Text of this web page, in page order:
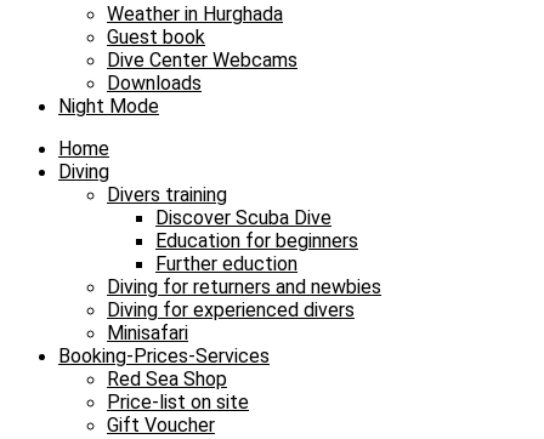
Weather in Hurghada
Guest book
Dive Center Webcams
Downloads
Night Mode
Home
Diving
Divers training
Discover Scuba Dive
Education for beginners
Further eduction
Diving for returners and newbies
Diving for experienced divers
Minisafari
Booking-Prices-Services
Red Sea Shop
Price-list on site
Gift Voucher